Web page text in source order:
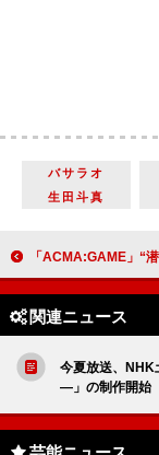
バサラオ
生田斗真
「ACMA:GAME」“潜夜”竜星涼と“悠季”古川琴音が対戦 「上杉潜夜がツボに入
関連ニュース
今夏放送、
―」の制作開始